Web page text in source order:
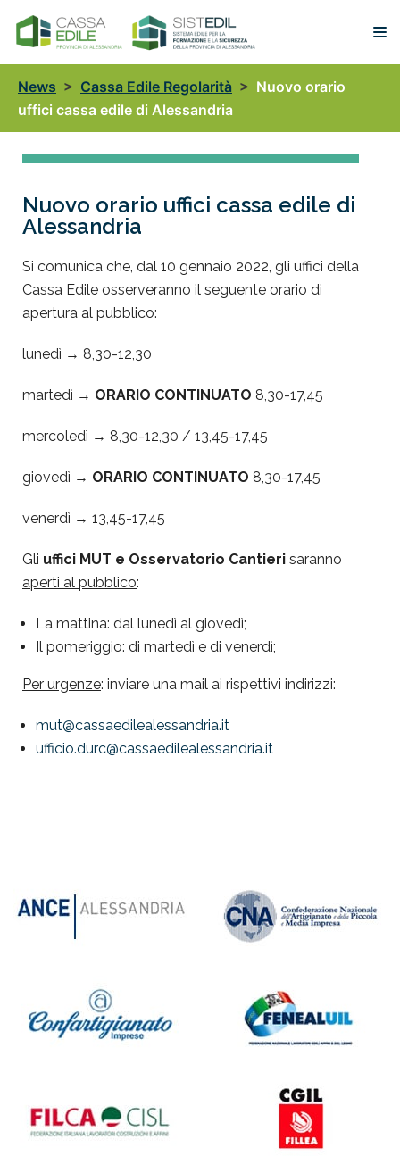
Vai
al
contenuto
News > Cassa Edile Regolarità > Nuovo orario
uffici cassa edile di Alessandria
Nuovo orario uffici cassa edile di
Alessandria
Si comunica che, dal 10 gennaio 2022, gli uffici della
Cassa Edile osserveranno il seguente orario di
apertura al pubblico:
lunedì → 8,30-12,30
martedì → ORARIO CONTINUATO 8,30-17,45
mercoledì → 8,30-12,30 / 13,45-17,45
giovedì → ORARIO CONTINUATO 8,30-17,45
venerdì → 13,45-17,45
Gli uffici MUT e Osservatorio Cantieri saranno
aperti al pubblico:
La mattina: dal lunedì al giovedì;
Il pomeriggio: di martedì e di venerdì;
Per urgenze: inviare una mail ai rispettivi indirizzi:
mut@cassaedilealessandria.it
ufficio.durc@cassaedilealessandria.it